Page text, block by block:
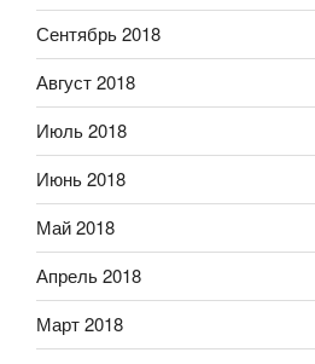
Сентябрь 2018
Август 2018
Июль 2018
Июнь 2018
Май 2018
Апрель 2018
Март 2018